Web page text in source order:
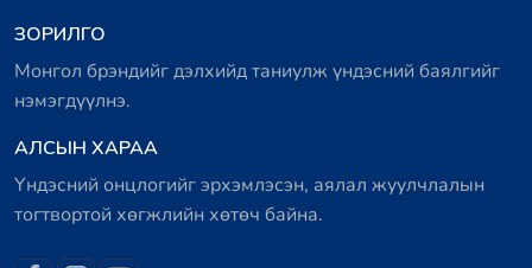
ЗОРИЛГО
Монгол брэндийг дэлхийд таниулж үндэсний баялгийг
нэмэгдүүлнэ.
АЛСЫН ХАРАА
Үндэсний онцлогийг эрхэмлэсэн, аялал жуулчлалын
тогтвортой хөгжлийн хөтөч байна.